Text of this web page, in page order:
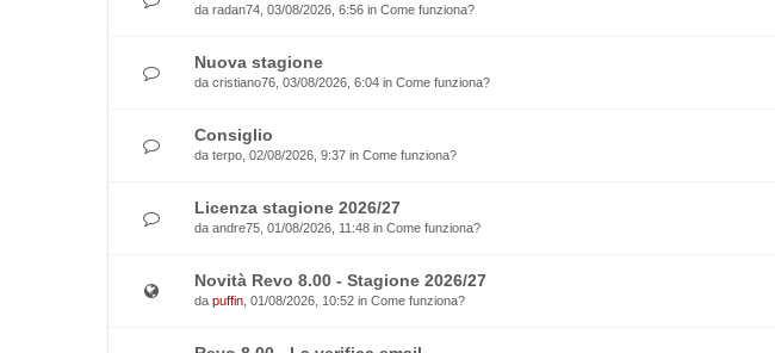
da radan74 , 03/08/2026, 6:56 in Come funziona?
Nuova stagione
da cristiano76 , 03/08/2026, 6:04 in Come funziona?
Consiglio
da terpo , 02/08/2026, 9:37 in Come funziona?
Licenza stagione 2026/27
da andre75 , 01/08/2026, 11:48 in Come funziona?
Novità Revo 8.00 - Stagione 2026/27
da puffin , 01/08/2026, 10:52 in Come funziona?